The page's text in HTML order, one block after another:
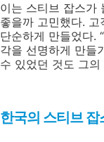
이는 스티브 잡스가
좋을까 고민했다.
단순하게 만들었다.
각을 선명하게 만들
수 있었던 것도 그
한국의 스티브